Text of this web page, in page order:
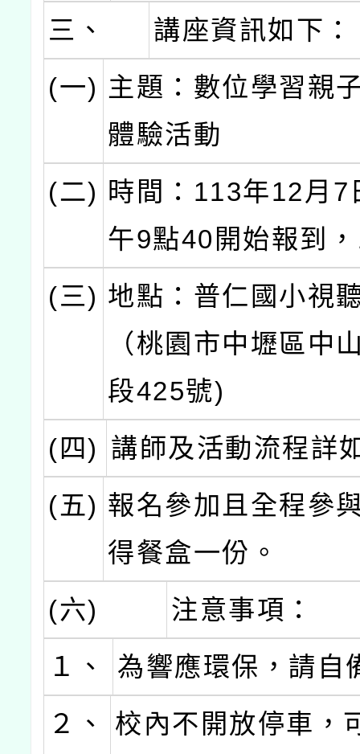
三、
講座資訊如下：
(一) 主題：數位學習親
體驗活動
(二) 時間：113年12月7
午9點40開始報到
(三) 地點：普仁國小視
（桃園市中壢區中
段425號)
(四) 講師及活動流程詳
(五) 報名參加且全程參
得餐盒一份。
(六)
注意事項：
１、
為響應環保，請自
２、
校內不開放停車，